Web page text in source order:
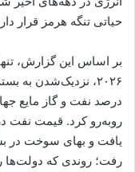
حیاتی تنگه هرمز قرار
درصد نفت و گاز مایع
یافت و بهای سوخت در
رفت؛ روندی که دولت‌ها